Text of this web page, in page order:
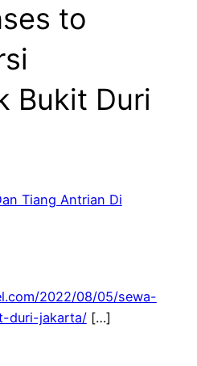
to
Bukit Duri
Tiang Antrian Di
2022/08/05/sewa-
duri-jakarta/[…]